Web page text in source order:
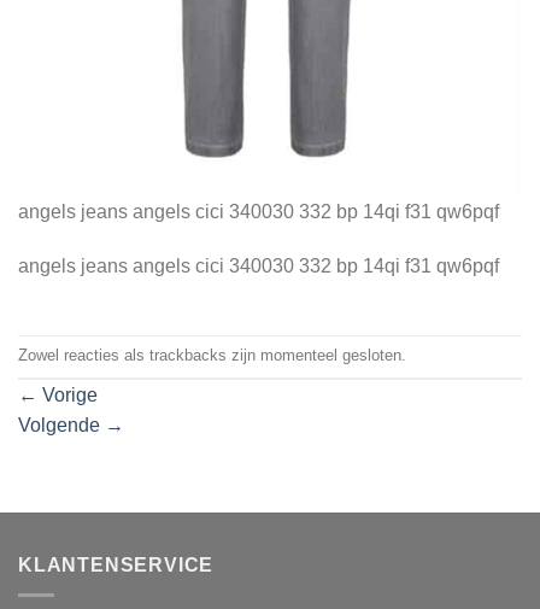
angels jeans angels cici 340030 332 bp 14qi f31 qw6pqf
angels jeans angels cici 340030 332 bp 14qi f31 qw6pqf
Zowel reacties als trackbacks zijn momenteel gesloten.
← Vorige
Volgende →
KLANTENSERVICE